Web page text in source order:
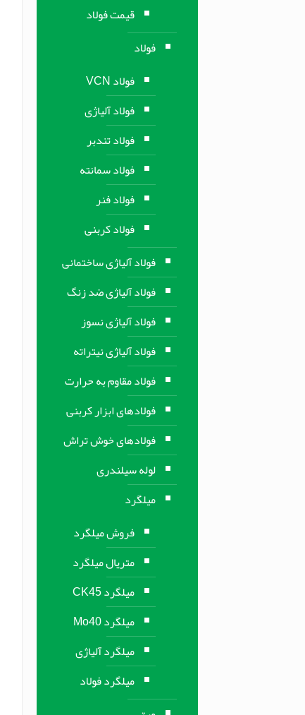
قیمت فولاد
فولاد
فولاد VCN
فولاد آلیاژی
فولاد تندبر
فولاد سمانته
فولاد فنر
فولاد کربنی
فولاد آلیاژی ساختمانی
فولاد آلیاژی ضد زنگ
فولاد آلیاژی نسوز
فولاد آلیاژی نیتراته
فولاد مقاوم به حرارت
فولادهای ابزار کربنی
فولادهای خوش تراش
لوله سیلندری
میلگرد
فروش میلگرد
متریال میلگرد
میلگرد CK45
میلگرد Mo40
میلگرد آلیاژی
میلگرد فولاد